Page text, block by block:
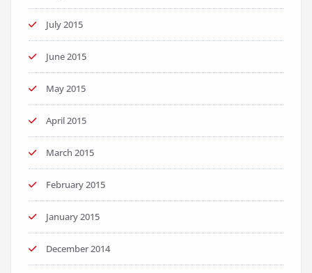
July 2015
June 2015
May 2015
April 2015
March 2015
February 2015
January 2015
December 2014